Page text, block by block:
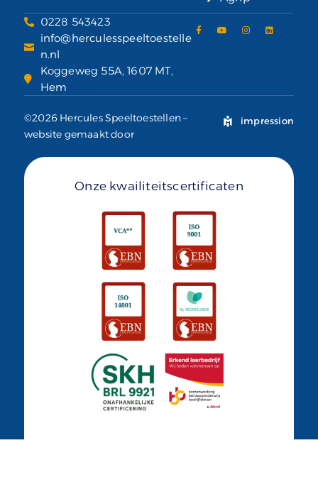
0228 543423
info@herculesspeeltoestelle
n.nl
Koggeweg 55A, 1607 MT,
Hem
©2026 Hercules Speeltoestellen –
website gemaakt door
impression
Onze kwailiteitscertificaten